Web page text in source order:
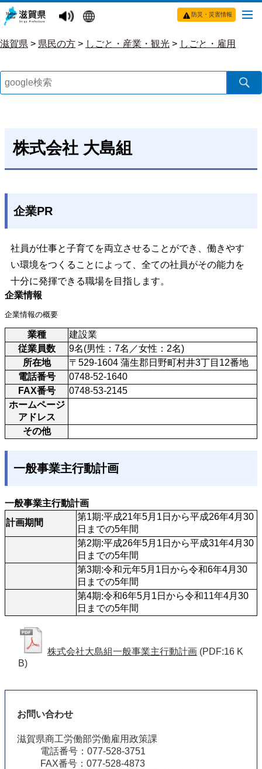
防災・災害情報
滋賀県 > 県民の方 > しごと・産業・観光 > しごと・雇用
株式会社 大島組
企業PR
社員が仕事と子育てを両立させることができ、働きやす
い環境をつくることによって、全ての社員がその能力を
十分に発揮できる職場を目指します。
企業情報
企業情報の概要
業種
建設業
従業員数
9名(男性：7名／女性：2名)
所在地
〒529-1604 蒲生郡日野町村井3丁目12番地
電話番号
0748-52-1640
FAX番号
0748-53-2145
ホームページ
アドレス
その他
一般事業主行動計画
一般事業主行動計画
計画期間
第1期:平成21年5月1日から平成26年4月30
日までの5年間
第2期:平成26年5月1日から平成31年4月30
日までの5年間
第3期:令和元年5月1日から令和6年4月30
日までの5年間
第4期:令和6年5月1日から令和11年4月30
日までの5年間
株式会社大島組一般事業主行動計画 (PDF:16 K
B)
お問い合わせ
滋賀県商工労働部労働雇用政策課
電話番号：077-528-3751
FAX番号：077-528-4873